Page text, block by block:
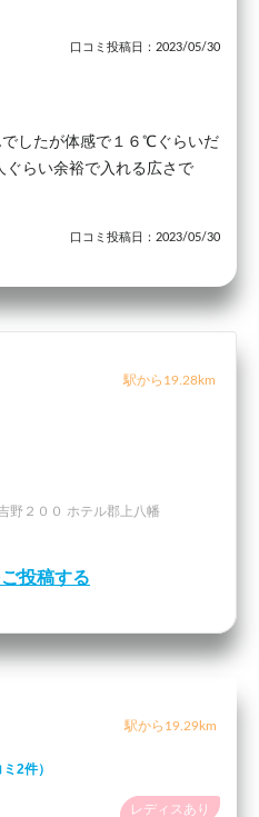
口コミ投稿日：2023/05/30
したが体感で１６℃ぐらいだ
ぐらい余裕で入れる広さで
口コミ投稿日：2023/05/30
駅から19.28km
野２００ ホテル郡上八幡
投稿する
駅から19.29km
ミ2件）
レディスあり